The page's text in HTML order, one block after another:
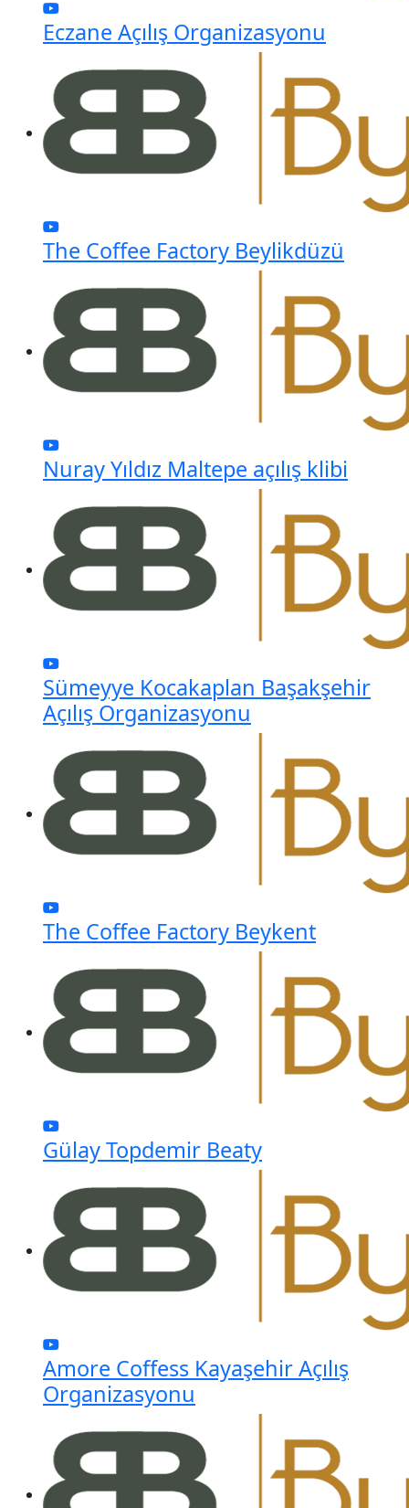
Eczane Açılış Organizasyonu
The Coffee Factory Beylikdüzü
Nuray Yıldız Maltepe açılış klibi
Sümeyye Kocakaplan Başakşehir
Açılış Organizasyonu
The Coffee Factory Beykent
Gülay Topdemir Beaty
Amore Coffess Kayaşehir Açılış
Organizasyonu